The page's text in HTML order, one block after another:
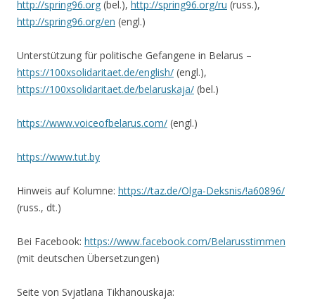
http://spring96.org (bel.), http://spring96.org/ru (russ.),
http://spring96.org/en (engl.)
Unterstützung für politische Gefangene in Belarus –
https://100xsolidaritaet.de/english/ (engl.),
https://100xsolidaritaet.de/belaruskaja/ (bel.)
https://www.voiceofbelarus.com/ (engl.)
https://www.tut.by
Hinweis auf Kolumne: https://taz.de/Olga-Deksnis/!a60896/
(russ., dt.)
Bei Facebook: https://www.facebook.com/Belarusstimmen
(mit deutschen Übersetzungen)
Seite von Svjatlana Tikhanouskaja: